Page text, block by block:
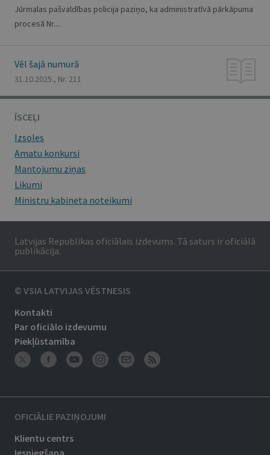
Jūrmalas pašvaldības policija paziņo, ka administratīvā pārkāpuma
procesā Nr....
Vēl šajā numurā
31.10.2025., Nr. 211
ĪSCEĻI
Izsoles
Amatu konkursi
Mantojumu ziņas
Likumi
Ministru kabineta noteikumi
Latvijas Republikas oficiālais izdevums. Tā saturs ir oficiālā
publikācija.
© VSIA LATVIJAS VĒSTNESIS
Kontakti
Par oficiālo izdevumu
Piekļūstamība
OFICIĀLIE PAZIŅOJUMI
Klientu centrs
Iesniegšana